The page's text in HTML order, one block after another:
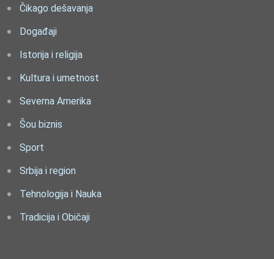
Čikago dešavanja
Događaji
Istorija i religija
Kultura i umetnost
Severna Amerika
Šou biznis
Sport
Srbija i region
Tehnologija i Nauka
Tradicija i Običaji